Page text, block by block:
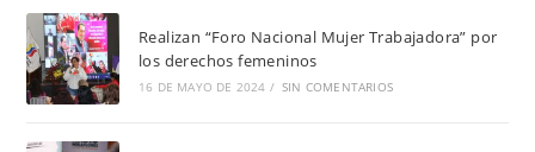
Realizan “Foro Nacional Mujer Trabajadora” por
los derechos femeninos
16 DE MAYO DE 2024 / SIN COMENTARIOS